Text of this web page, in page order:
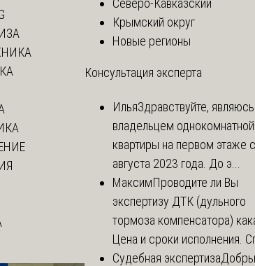
Крымский округ
Новые регионы
Консультация эксперта
ИльяЗдравствуйте, являюсь
владельцем однокомнатной
квартиры на первом этаже с
августа 2023 года. До э...
МаксимПроводите ли Вы
экспертизу ДТК (дульного
тормоза компенсатора)
Цена и сроки исполнения.
Судебная экспертиза